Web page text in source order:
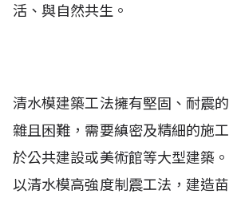
活、與自然共生。
清水模建築工法擁有堅固、耐震
雜且困難，需要縝密及精細的施
於公共建設或美術館等大型建築。
以清水模高強度制震工法，建造